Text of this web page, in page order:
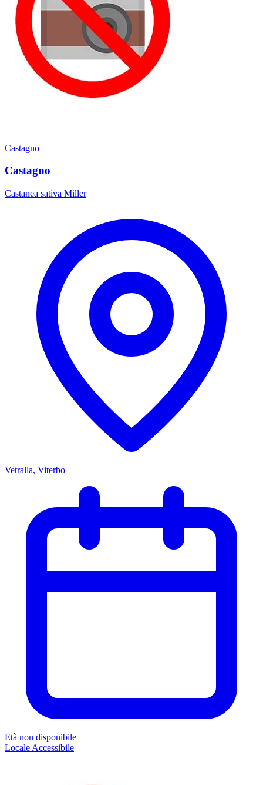
Castagno
Castagno
Castanea sativa Miller
Vetralla, Viterbo
Età non disponibile
Locale Accessibile